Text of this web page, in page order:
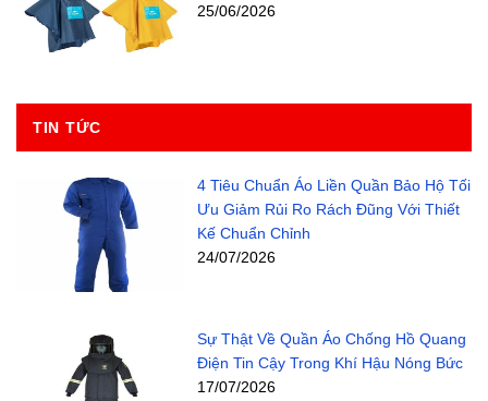
25/06/2026
TIN TỨC
4 Tiêu Chuẩn Áo Liền Quần Bảo Hộ Tối
Ưu Giảm Rủi Ro Rách Đũng Với Thiết
Kế Chuẩn Chỉnh
24/07/2026
Sự Thật Về Quần Áo Chống Hồ Quang
Điện Tin Cậy Trong Khí Hậu Nóng Bức
17/07/2026